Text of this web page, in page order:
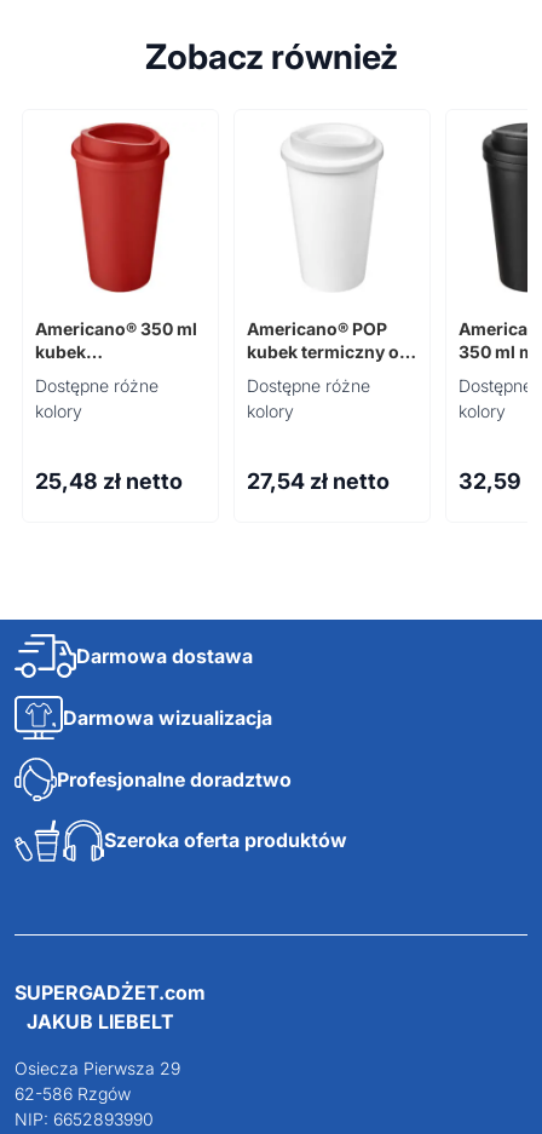
Zobacz również
Americano® 350 ml
kubek
termoizolowany
Dostępne różne
kolory
25,48 zł netto
Americano® POP
kubek termiczny o
pojemności 350 ml
Dostępne różne
kolory
27,54 zł netto
350 ml
spill-
Dostępne
kolory
32,59
Darmowa dostawa
Darmowa wizualizacja
Profesjonalne doradztwo
Szeroka oferta produktów
SUPERGADŻET.com
JAKUB LIEBELT
Osiecza Pierwsza 29
62-586 Rzgów
NIP: 6652893990